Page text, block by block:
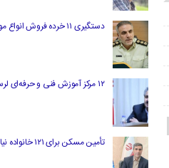
دستگیری ۱۱ خرده فروش انواع مواد مخدر در خرم آباد
۱۲ مرکز آموزش فنی و حرفه‌ای لرستان تجهیز و ساماندهی شد
تأمین مسکن برای ۱۲۱ خانواده نیازمند